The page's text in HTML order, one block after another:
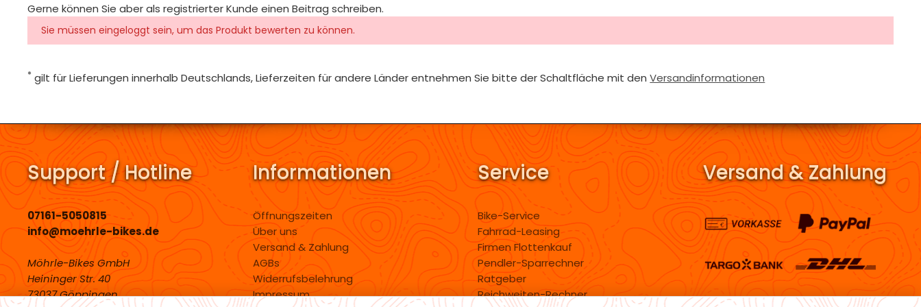
Gerne können Sie aber als registrierter Kunde einen Beitrag schreiben.
Sie müssen eingeloggt sein, um das Produkt bewerten zu können.
* gilt für Lieferungen innerhalb Deutschlands, Lieferzeiten für andere Länder entnehmen Sie bitte der Schaltfläche mit denVersandinformationen
Support / Hotline
07161-5050815
info@moehrle-bikes.de
Möhrle-Bikes GmbH
Heininger Str. 40
73037 Göppingen
Informationen
Öffnungszeiten
Über uns
Versand & Zahlung
AGBs
Widerrufsbelehrung
Impressum
Service
Bike-Service
Fahrrad-Leasing
Firmen Flottenkauf
Pendler-Sparrechner
Ratgeber
Reichweiten-Rechner
Versand & Zahlung